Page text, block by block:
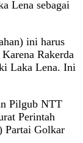
Lena sebagai
ini harus
Rakerda
Laka Lena. Ini
Pilgub NTT
Perintah
Partai Golkar